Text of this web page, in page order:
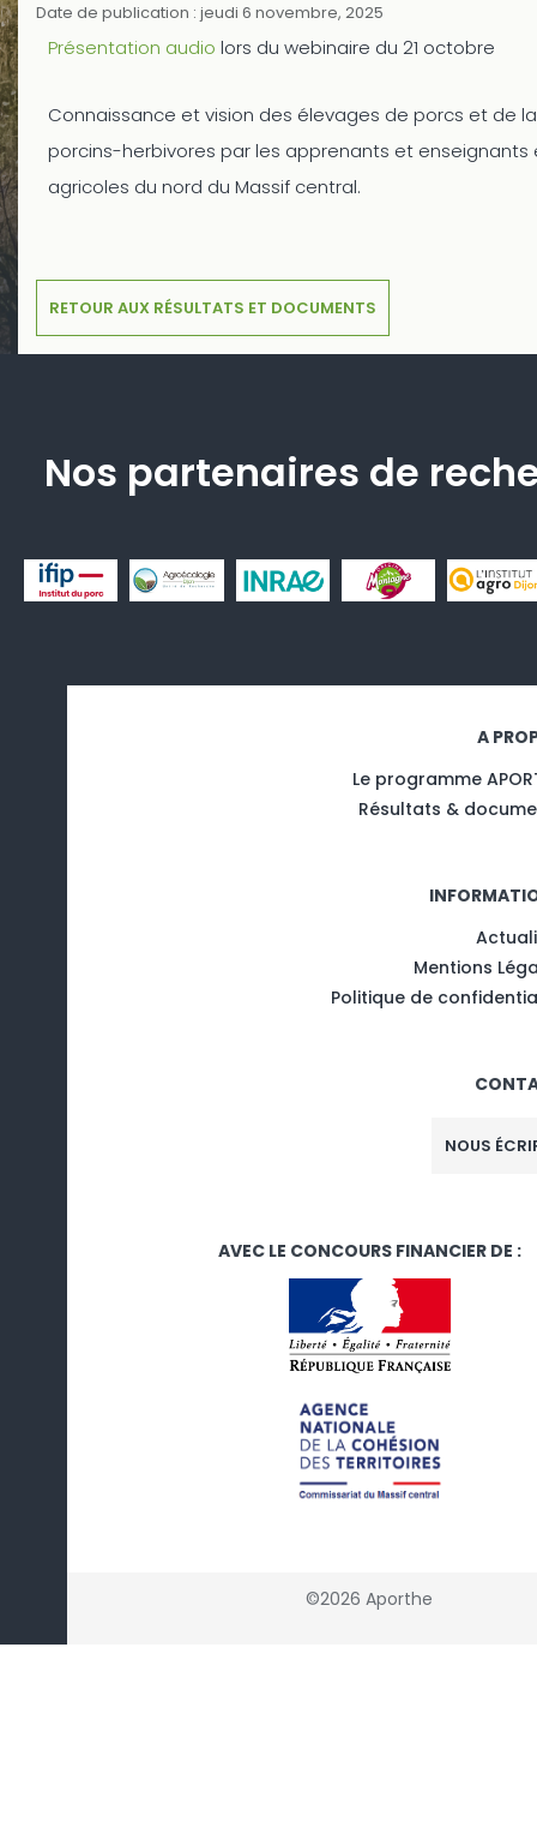
Date de publication : jeudi 6 novembre, 2025
Présentation audio lors du webinaire du 21 octobre
Connaissance et vision des élevages de porcs et de
porcins-herbivores par les apprenants et enseignants
agricoles du nord du Massif central.
RETOUR AUX RÉSULTATS ET DOCUMENTS
Nos partenaires de
A
Le programme
Résultats &
Mentions
Politique de
NOUS
AVEC LE CONCOURS FINANCIER DE :
©2026 Aporthe